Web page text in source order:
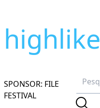
highlike
SPONSOR: FILE
FESTIVAL